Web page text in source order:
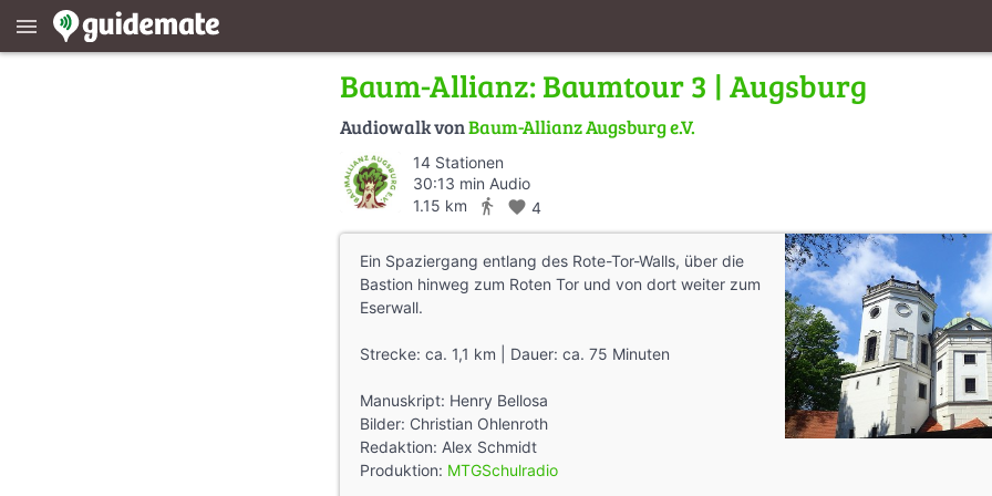
menu
Baum-Allianz: Baumtour 3 | Augsburg
Audiowalk vonBaum-Allianz Augsburg e.V.
14 Stationen
30:13 min Audio
1.15 km
directions_walk favorite 4
Ein Spaziergang entlang des Rote-Tor-Walls, über die
Bastion hinweg zum Roten Tor und von dort weiter zum
Eserwall.
Strecke: ca. 1,1 km | Dauer: ca. 75 Minuten
Manuskript: Henry Bellosa
Bilder: Christian Ohlenroth
Redaktion: Alex Schmidt
Produktion: MTGSchulradio